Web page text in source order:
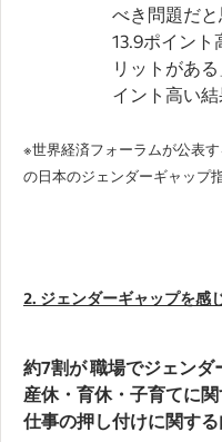
べき問題だ
13.9ポイント
リットがあ
イント高い結
※世界経済フォーラムが公表
の日本のジェンダーギャップ
2. ジェンダーギャップを感
約7割が 職場でジェンダ
産休・育休・子育てに
仕事の押し付けに関する